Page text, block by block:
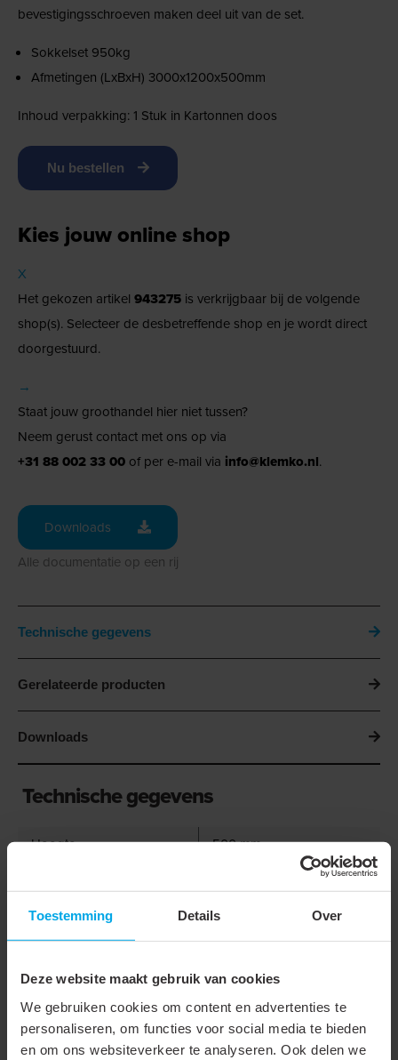
Toestemming Details Over
Deze website maakt gebruik van cookies
We gebruiken cookies om content en advertenties te
personaliseren, om functies voor social media te bieden
en om ons websiteverkeer te analyseren. Ook delen we
bevestigingsschroeven maken deel uit van de set.
Sokkelset 950kg
Afmetingen (LxBxH) 3000x1200x500mm
Inhoud verpakking: 1 Stuk in Kartonnen doos
Nu bestellen
Kies jouw online shop
X
Het gekozen artikel 943275 is verkrijgbaar bij de volgende
shop(s). Selecteer de desbetreffende shop en je wordt direct
doorgestuurd.
→
Staat jouw groothandel hier niet tussen?
Neem gerust contact met ons op via
+31 88 002 33 00 of per e-mail via info@klemko.nl.
Downloads
Alle documentatie op een rij
Technische gegevens
Gerelateerde producten
Downloads
Technische gegevens
Hoogte
500 mm
Lengte
3000 mm
Kleur
Accessoire
Max. belasting
950 kg
Setuitvoering
Onderdeel serie
Sokkelset